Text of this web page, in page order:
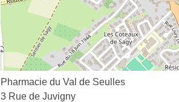
Pharmacie du Val de Seulles
3 Rue de Juvigny